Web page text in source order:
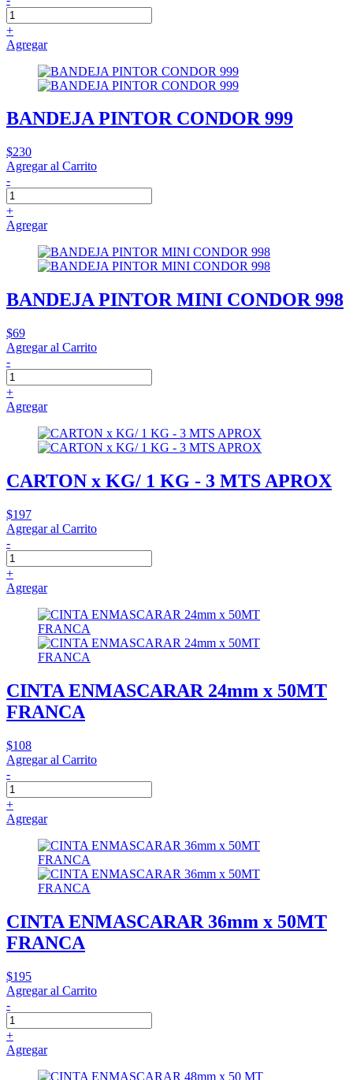
+
Agregar
BANDEJA PINTOR CONDOR 999
$230
Agregar al Carrito
-
+
Agregar
BANDEJA PINTOR MINI CONDOR 998
$69
Agregar al Carrito
-
+
Agregar
CARTON x KG/ 1 KG - 3 MTS APROX
$197
Agregar al Carrito
-
+
Agregar
CINTA ENMASCARAR 24mm x 50MT
FRANCA
$108
Agregar al Carrito
-
+
Agregar
CINTA ENMASCARAR 36mm x 50MT
FRANCA
$195
Agregar al Carrito
-
+
Agregar